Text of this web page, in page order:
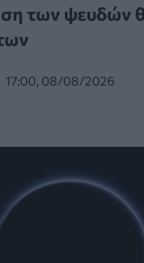
των ψευδών
17:00, 08/08/2026